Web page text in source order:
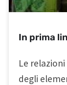
In prima
Le
degli